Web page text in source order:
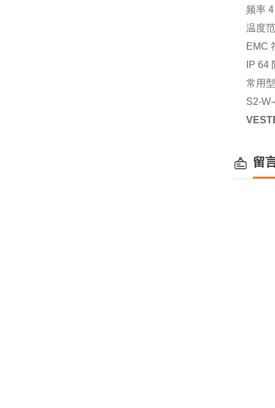
频率
温度
EMC
IP 64
常用
S2-
留